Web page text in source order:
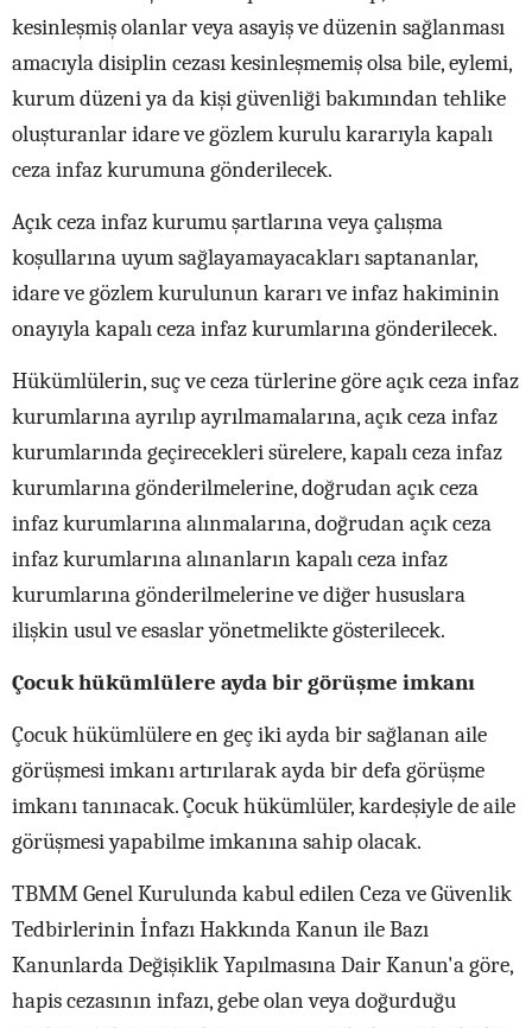
kesinleşmiş olanlar veya asayiş ve düzenin sağlanması
amacıyla disiplin cezası kesinleşmemiş olsa bile, eylemi,
kurum düzeni ya da kişi güvenliği bakımından tehlike
oluşturanlar idare ve gözlem kurulu kararıyla kapalı
ceza infaz kurumuna gönderilecek.
Açık ceza infaz kurumu şartlarına veya çalışma
koşullarına uyum sağlayamayacakları saptananlar,
idare ve gözlem kurulunun kararı ve infaz hakiminin
onayıyla kapalı ceza infaz kurumlarına gönderilecek.
Hükümlülerin, suç ve ceza türlerine göre açık ceza infaz
kurumlarına ayrılıp ayrılmamalarına, açık ceza infaz
kurumlarında geçirecekleri sürelere, kapalı ceza infaz
kurumlarına gönderilmelerine, doğrudan açık ceza
infaz kurumlarına alınmalarına, doğrudan açık ceza
infaz kurumlarına alınanların kapalı ceza infaz
kurumlarına gönderilmelerine ve diğer hususlara
ilişkin usul ve esaslar yönetmelikte gösterilecek.
Çocuk hükümlülere ayda bir görüşme imkanı
Çocuk hükümlülere en geç iki ayda bir sağlanan aile
görüşmesi imkanı artırılarak ayda bir defa görüşme
imkanı tanınacak. Çocuk hükümlüler, kardeşiyle de aile
görüşmesi yapabilme imkanına sahip olacak.
TBMM Genel Kurulunda kabul edilen Ceza ve Güvenlik
Tedbirlerinin İnfazı Hakkında Kanun ile Bazı
Kanunlarda Değişiklik Yapılmasına Dair Kanun'a göre,
hapis cezasının infazı, gebe olan veya doğurduğu